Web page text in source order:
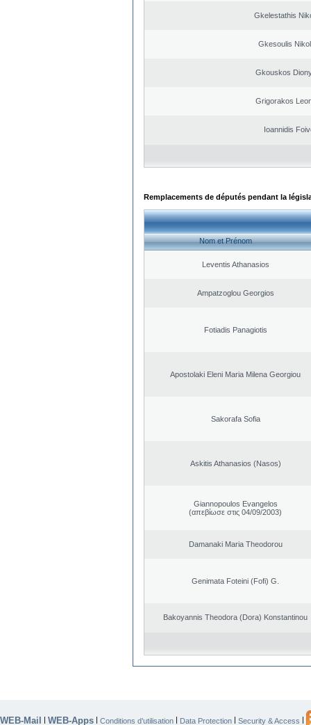
Gkelestathis
Gkesoulis
Gkouskos
Grigorakos
Ioannidis
Remplacements de députés pendant la
Nom et Prénom
Leventis Athanasios
Ampatzoglou Georgios
Fotiadis Panagiotis
Apostolaki Eleni Maria Milena Georgiou
Sakorafa Sofia
Askitis Athanasios (Nasos)
Giannopoulos Evangelos
(απεβίωσε στις 04/09/2003)
Damanaki Maria Theodorou
Genimata Foteini (Fofi) G.
Bakoyannis Theodora (Dora) Konstantinou
WEB-Mail | WEB-Apps | Conditions d’utilisation | Data Protection | Security & Access |